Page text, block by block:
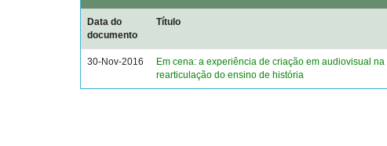
Data do
documento
Título
30-Nov-2016
Em cena: a experiência de criação em audiovisual na
rearticulação do ensino de história